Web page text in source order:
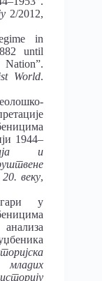
2/2012,
in
until
World.
1944–
и
веку,
у